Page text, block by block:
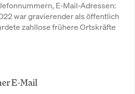
E-Mail-Adressen:
war gravierender als öffentlich
zahllose frühere Ortskräfte
E-Mail